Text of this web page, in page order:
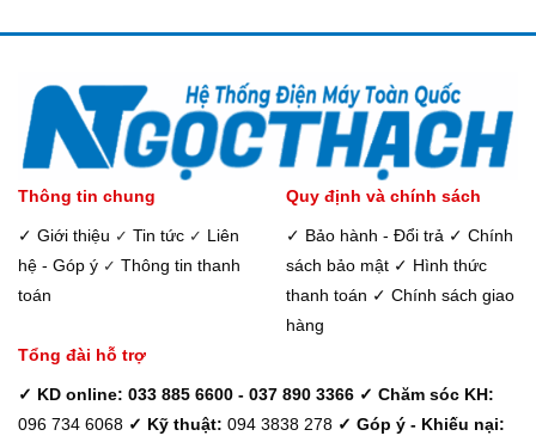
Thông tin chung
✓ Giới thiệu ✓ Tin tức ✓ Liên
hệ - Góp ý ✓ Thông tin thanh
toán
Quy định và chính sách
✓ Bảo hành - Đổi trả ✓ Chính
sách bảo mật ✓ Hình thức
thanh toán ✓ Chính sách giao
hàng
Tổng đài hỗ trợ
✓ KD online: 033 885 6600 - 037 890 3366 ✓ Chăm sóc KH:
096 734 6068 ✓ Kỹ thuật: 094 3838 278 ✓ Góp ý - Khiếu nại: